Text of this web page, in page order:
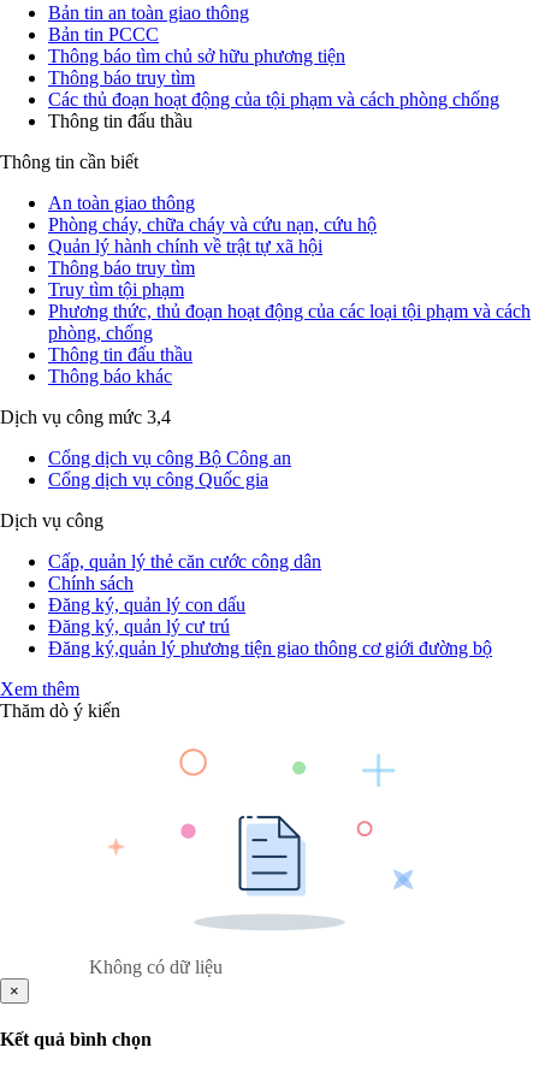
Bản tin an toàn giao thông
Bản tin PCCC
Thông báo tìm chủ sở hữu phương tiện
Thông báo truy tìm
Các thủ đoạn hoạt động của tội phạm và cách phòng chống
Thông tin đấu thầu
Thông tin cần biết
An toàn giao thông
Phòng cháy, chữa cháy và cứu nạn, cứu hộ
Quản lý hành chính về trật tự xã hội
Thông báo truy tìm
Truy tìm tội phạm
Phương thức, thủ đoạn hoạt động của các loại tội phạm và cách
phòng, chống
Thông tin đấu thầu
Thông báo khác
Dịch vụ công mức 3,4
Cổng dịch vụ công Bộ Công an
Cổng dịch vụ công Quốc gia
Dịch vụ công
Cấp, quản lý thẻ căn cước công dân
Chính sách
Đăng ký, quản lý con dấu
Đăng ký, quản lý cư trú
Đăng ký,quản lý phương tiện giao thông cơ giới đường bộ
Xem thêm
Thăm dò ý kiến
Không có dữ liệu
×
Kết quả bình chọn